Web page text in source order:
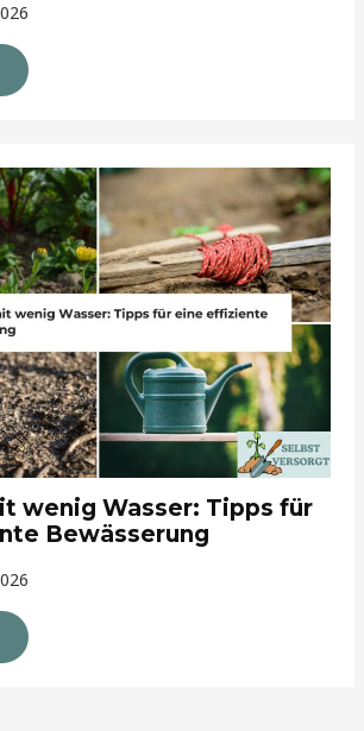
wenig Wasser: Tipps für
Bewässerung